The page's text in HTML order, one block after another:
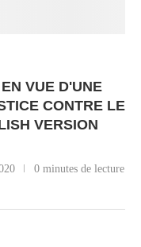
VUE D'UNE
CONTRE LE
VERSION
0 minutes de lecture